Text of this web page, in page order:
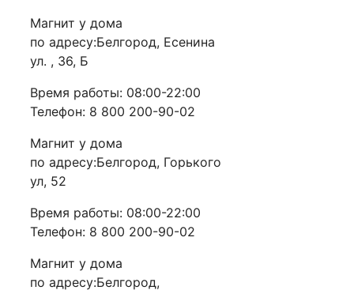
Магнит у дома
по адресу:Белгород, Есенина
ул. , 36, Б
Время работы: 08:00-22:00
Телефон: 8 800 200-90-02
Магнит у дома
по адресу:Белгород, Горького
ул, 52
Время работы: 08:00-22:00
Телефон: 8 800 200-90-02
Магнит у дома
по адресу:Белгород,